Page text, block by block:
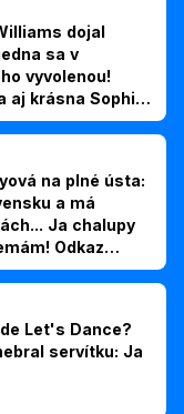
dojal
sa v
vyvolenou!
aj krásna Sophie
na plné ústa:
a má
Ja chalupy
Odkaz
Let's Dance?
servítku: Ja